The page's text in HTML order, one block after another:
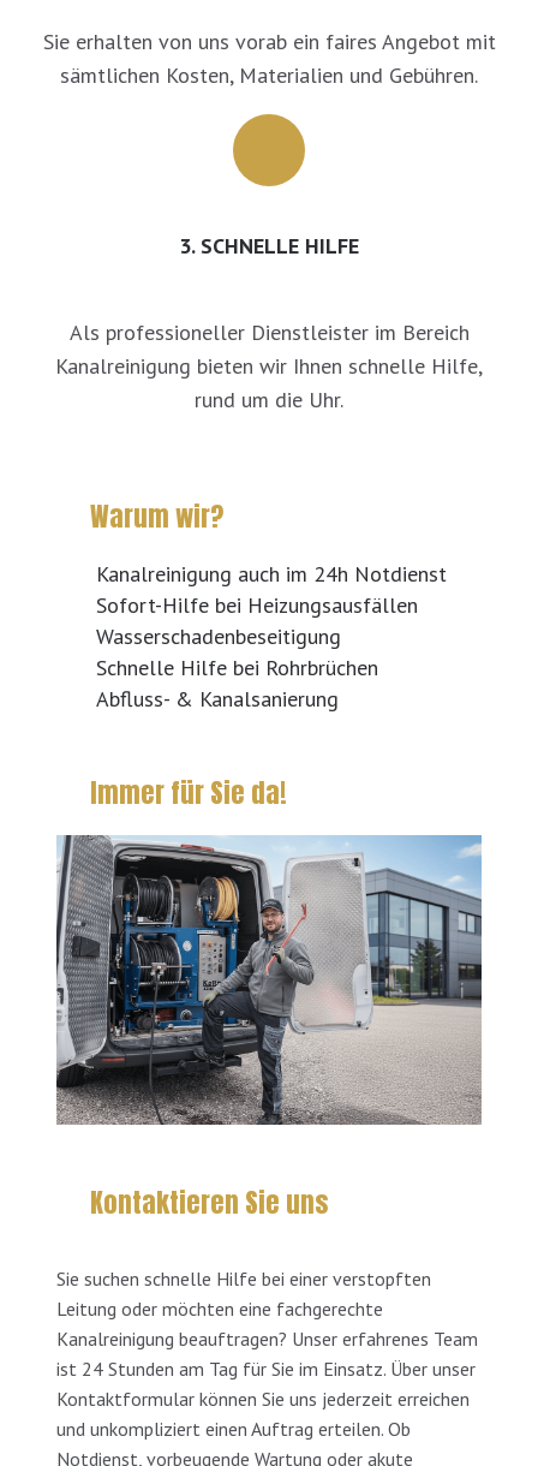
Sie erhalten von uns vorab ein faires Angebot mit
sämtlichen Kosten, Materialien und Gebühren.
3. SCHNELLE HILFE
Als professioneller Dienstleister im Bereich
Kanalreinigung bieten wir Ihnen schnelle Hilfe,
rund um die Uhr.
Warum wir?
Kanalreinigung auch im 24h Notdienst
Sofort-Hilfe bei Heizungsausfällen
Wasserschadenbeseitigung
Schnelle Hilfe bei Rohrbrüchen
Abfluss- & Kanalsanierung
Immer für Sie da!
Kontaktieren Sie uns
Sie suchen schnelle Hilfe bei einer verstopften
Leitung oder möchten eine fachgerechte
Kanalreinigung beauftragen? Unser erfahrenes Team
ist 24 Stunden am Tag für Sie im Einsatz. Über unser
Kontaktformular können Sie uns jederzeit erreichen
und unkompliziert einen Auftrag erteilen. Ob
Notdienst, vorbeugende Wartung oder akute